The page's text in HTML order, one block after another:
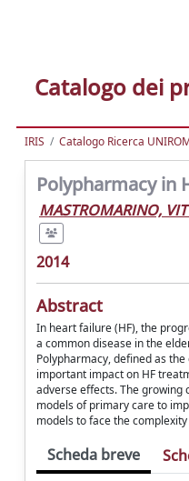
Catalogo dei
IRIS Catalogo Ricerca
Polypharmacy in
MASTROMARINO,
2014
Abstract
In heart failure (HF), the
a common disease in the
Polypharmacy, defined as
important impact on HF
adverse effects. The growing
models of primary care to
models to face the
Scheda breve